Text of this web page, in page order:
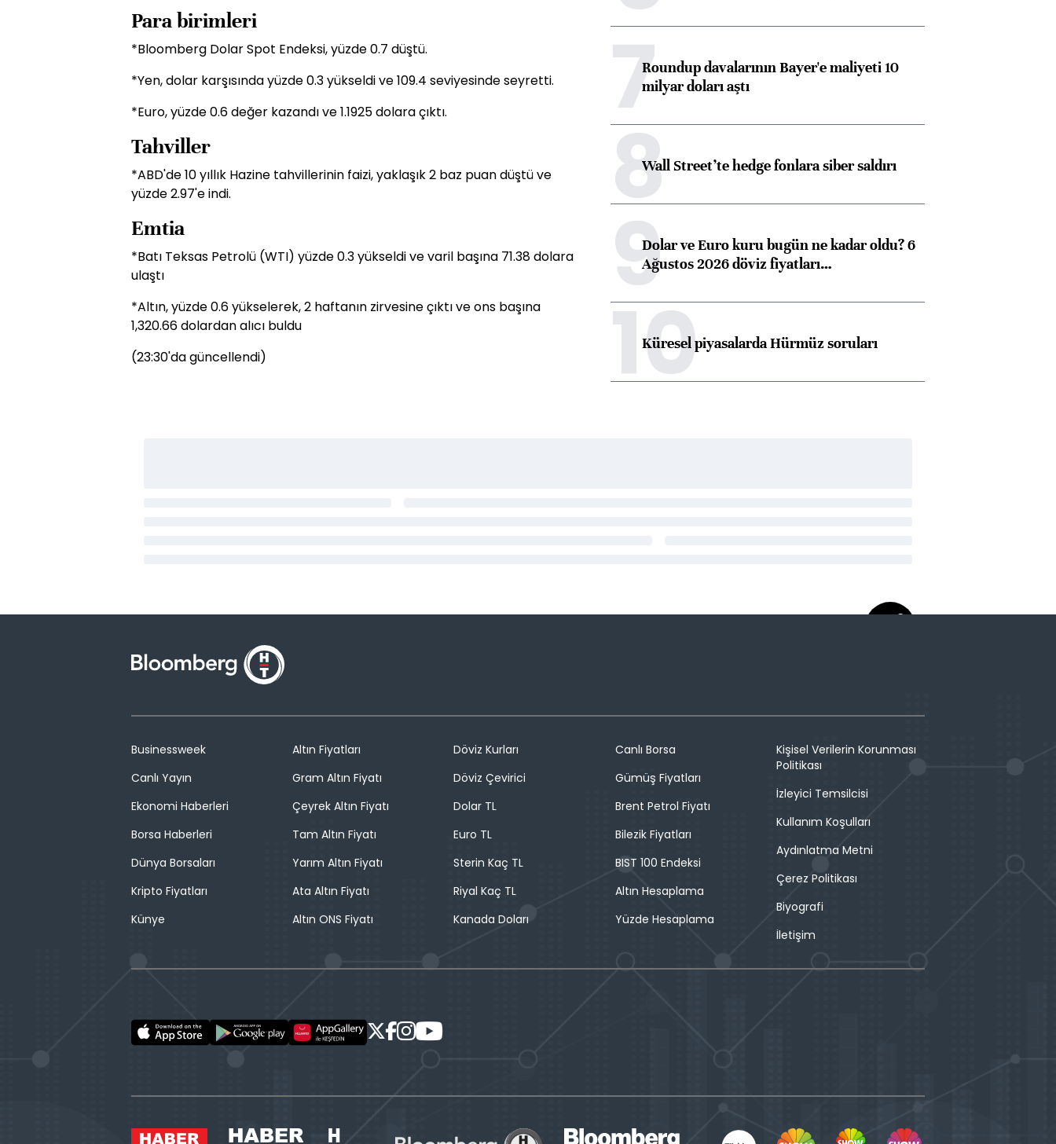
Para birimleri
*Bloomberg Dolar Spot Endeksi, yüzde 0.7 düştü.
*Yen, dolar karşısında yüzde 0.3 yükseldi ve 109.4 seviyesinde seyretti.
*Euro, yüzde 0.6 değer kazandı ve 1.1925 dolara çıktı.
Tahviller
*ABD'de 10 yıllık Hazine tahvillerinin faizi, yaklaşık 2 baz puan düştü ve
yüzde 2.97'e indi.
Emtia
*Batı Teksas Petrolü (WTI) yüzde 0.3 yükseldi ve varil başına 71.38 dolara
ulaştı
*Altın, yüzde 0.6 yükselerek, 2 haftanın zirvesine çıktı ve ons başına
1,320.66 dolardan alıcı buldu
(23:30'da güncellendi)
7Roundup davalarının Bayer'e maliyeti 10
milyar doları aştı
8Wall Street’te hedge fonlara siber saldırı
9Dolar ve Euro kuru bugün ne kadar oldu? 6
Ağustos 2026 döviz fiyatları…
10
Küresel piyasalarda Hürmüz soruları
Businessweek
Canlı Yayın
Ekonomi Haberleri
Borsa Haberleri
Dünya Borsaları
Kripto Fiyatları
Künye
Altın Fiyatları
Gram Altın Fiyatı
Çeyrek Altın Fiyatı
Tam Altın Fiyatı
Yarım Altın Fiyatı
Ata Altın Fiyatı
Altın ONS Fiyatı
Döviz Kurları
Döviz Çevirici
Dolar TL
Euro TL
Sterin Kaç TL
Riyal Kaç TL
Kanada Doları
Canlı Borsa
Gümüş Fiyatları
Brent Petrol Fiyatı
Bilezik Fiyatları
BIST 100 Endeksi
Altın Hesaplama
Yüzde Hesaplama
Kişisel Verilerin Korunması
Politikası
İzleyici Temsilcisi
Kullanım Koşulları
Aydınlatma Metni
Çerez Politikası
Biyografi
İletişim